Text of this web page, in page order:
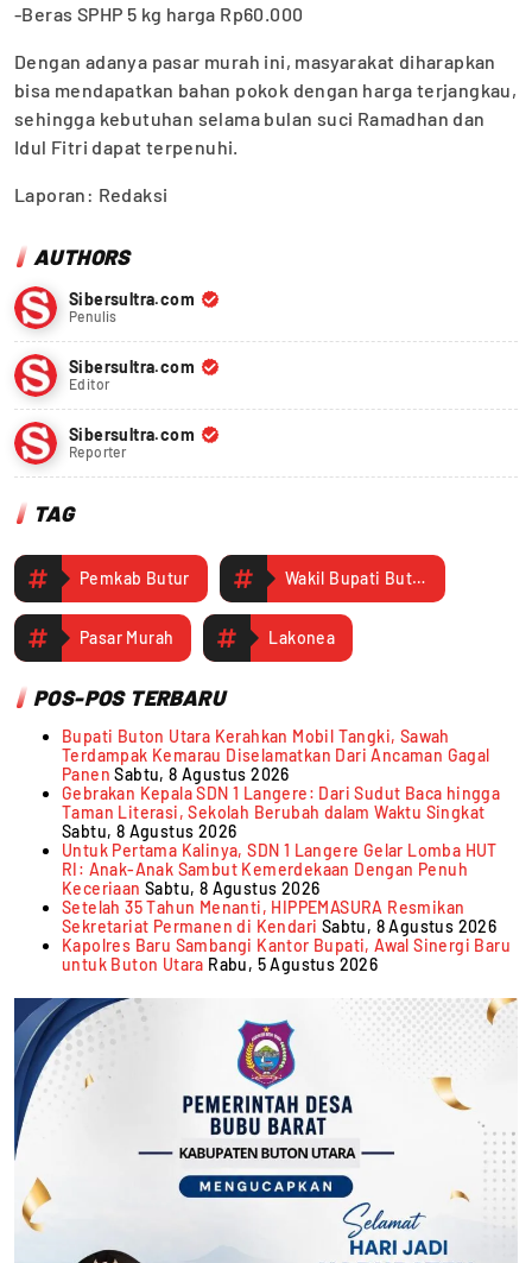
-Beras SPHP 5 kg harga Rp60.000
Dengan adanya pasar murah ini, masyarakat diharapkan
bisa mendapatkan bahan pokok dengan harga terjangkau,
sehingga kebutuhan selama bulan suci Ramadhan dan
Idul Fitri dapat terpenuhi.
Laporan: Redaksi
AUTHORS
Sibersultra.com
Penulis
Sibersultra.com
Editor
Sibersultra.com
Reporter
TAG
Pemkab Butur Wakil Bupati Butur
Pasar Murah Lakonea
POS-POS TERBARU
Bupati Buton Utara Kerahkan Mobil Tangki, Sawah
Terdampak Kemarau Diselamatkan Dari Ancaman Gagal
Panen Sabtu, 8 Agustus 2026
Gebrakan Kepala SDN 1 Langere: Dari Sudut Baca hingga
Taman Literasi, Sekolah Berubah dalam Waktu Singkat
Sabtu, 8 Agustus 2026
Untuk Pertama Kalinya, SDN 1 Langere Gelar Lomba HUT
RI: Anak-Anak Sambut Kemerdekaan Dengan Penuh
Keceriaan Sabtu, 8 Agustus 2026
Setelah 35 Tahun Menanti, HIPPEMASURA Resmikan
Sekretariat Permanen di Kendari Sabtu, 8 Agustus 2026
Kapolres Baru Sambangi Kantor Bupati, Awal Sinergi Baru
untuk Buton Utara Rabu, 5 Agustus 2026